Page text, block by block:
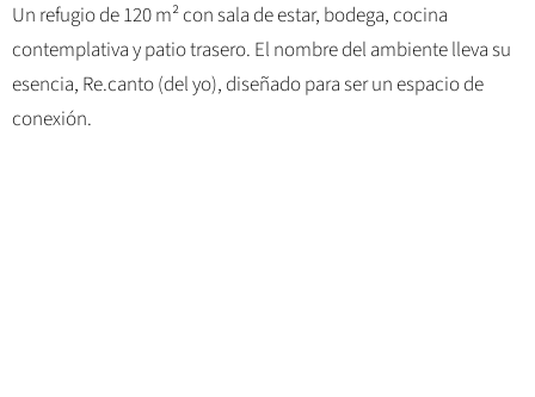
Un refugio de 120 m² con sala de estar, bodega, cocina
contemplativa y patio trasero. El nombre del ambiente lleva su
esencia, Re.canto (del yo), diseñado para ser un espacio de
conexión.